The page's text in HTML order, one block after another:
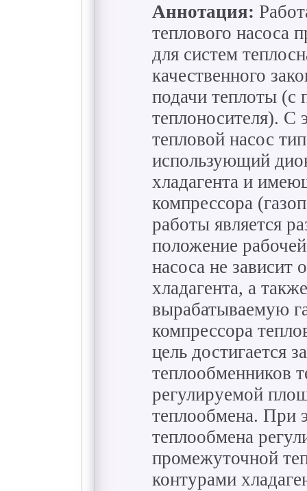
Аннотация:
теплового насоса
для систем
качественного
подачи теплоты (с
теплоносителя). С
тепловой насос
использующий
хладагента и
компрессора
работы является
положение
насоса не зависит
хладагента, а
вырабатываемую
компрессора
цель достигается
теплообменников
регулируемой
теплообмена. При
теплообмена
промежуточной
контурами